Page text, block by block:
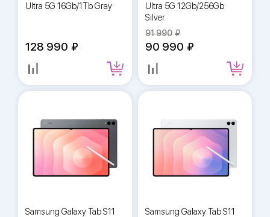
Ultra 5G 16Gb/1Tb Gray
128 990
Ultra 5G 12Gb/256Gb
Silver
91 990
90 990
Samsung Galaxy Tab S11
Samsung Galaxy Tab S11